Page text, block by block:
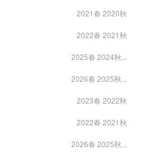
2021春 2020秋
2022春 2021秋
2025春 2024秋...
2026春 2025秋...
2023春 2022秋
2022春 2021秋
2026春 2025秋...